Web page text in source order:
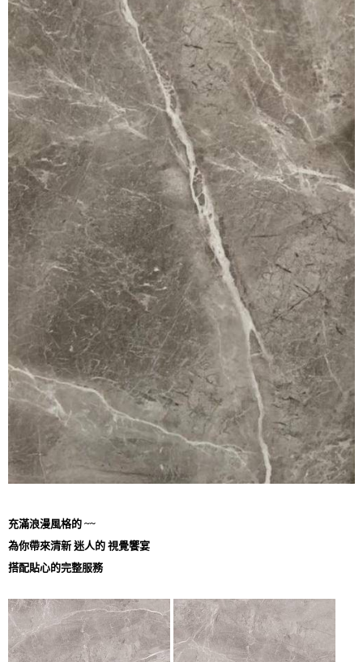
充滿浪漫風格的 ~~
為你帶來清新 迷人的 視覺饗宴
搭配貼心的完整服務